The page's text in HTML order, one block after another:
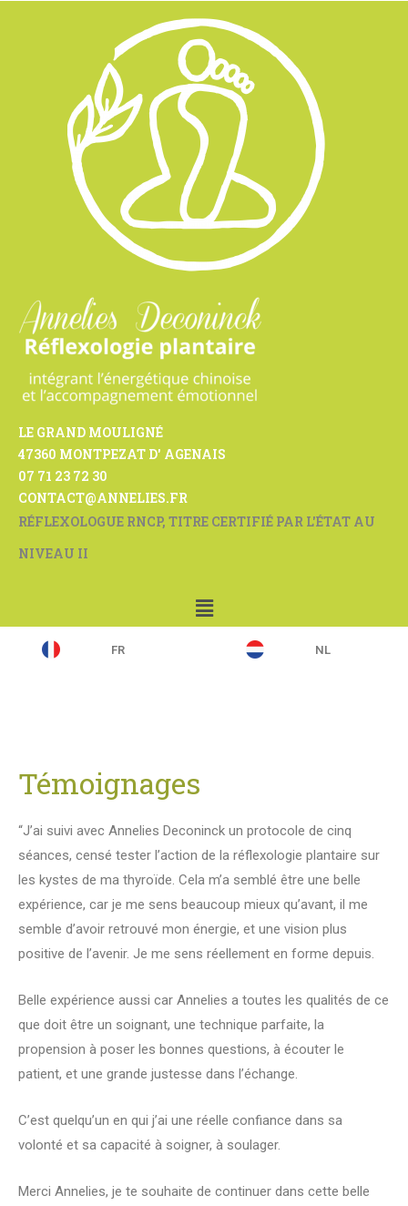
LE GRAND MOULIGNÉ
47360 MONTPEZAT D' AGENAIS
07 71 23 72 30
CONTACT@ANNELIES.FR
RÉFLEXOLOGUE RNCP, TITRE CERTIFIÉ PAR L'ÉTAT AU
NIVEAU II
FR NL
Témoignages
“J’ai suivi avec Annelies Deconinck un protocole de cinq
séances, censé tester l’action de la réflexologie plantaire sur
les kystes de ma thyroïde. Cela m’a semblé être une belle
expérience, car je me sens beaucoup mieux qu’avant, il me
semble d’avoir retrouvé mon énergie, et une vision plus
positive de l’avenir. Je me sens réellement en forme depuis.
Belle expérience aussi car Annelies a toutes les qualités de ce
que doit être un soignant, une technique parfaite, la
propension à poser les bonnes questions, à écouter le
patient, et une grande justesse dans l’échange.
C’est quelqu’un en qui j’ai une réelle confiance dans sa
volonté et sa capacité à soigner, à soulager.
Merci Annelies, je te souhaite de continuer dans cette belle